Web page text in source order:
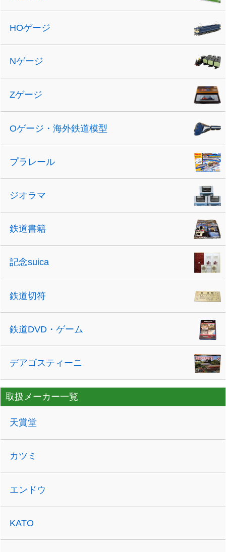
HOゲージ
Nゲージ
Zゲージ
Oゲージ・海外鉄道模型
プラレール
ジオラマ
鉄道書籍
記念suica
鉄道切符
鉄道DVD・ゲーム
デアゴスティーニ
取扱メーカー一覧
天賞堂
カツミ
エンドウ
KATO